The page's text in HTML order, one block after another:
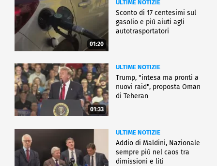
01:20
ULTIME NOTIZIE
Sconto di 17 centesimi sul
gasolio e più aiuti agli
autotrasportatori
01:33
ULTIME NOTIZIE
Trump, "intesa ma pronti a
nuovi raid", proposta Oman
di Teheran
ULTIME NOTIZIE
Addio di Maldini, Nazionale
sempre più nel caos tra
dimissioni e liti